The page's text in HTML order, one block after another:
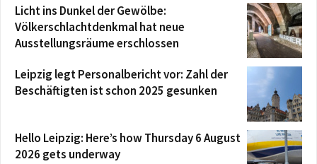
Licht ins Dunkel der Gewölbe:
Völkerschlachtdenkmal hat neue
Ausstellungsräume erschlossen
Leipzig legt Personalbericht vor: Zahl der
Beschäftigten ist schon 2025 gesunken
Hello Leipzig: Here’s how Thursday 6 August
2026 gets underway